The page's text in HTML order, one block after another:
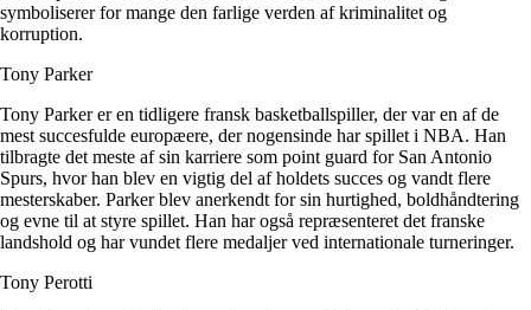
symboliserer for mange den farlige verden af kriminalitet og
korruption.
Tony Parker
Tony Parker er en tidligere fransk basketballspiller, der var en af de
mest succesfulde europæere, der nogensinde har spillet i NBA. Han
tilbragte det meste af sin karriere som point guard for San Antonio
Spurs, hvor han blev en vigtig del af holdets succes og vandt flere
mesterskaber. Parker blev anerkendt for sin hurtighed, boldhåndtering
og evne til at styre spillet. Han har også repræsenteret det franske
landshold og har vundet flere medaljer ved internationale turneringer.
Tony Perotti